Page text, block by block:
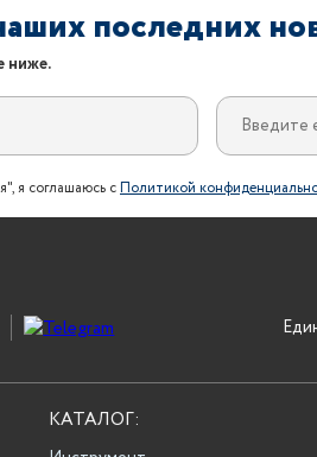
последних
ниже.
я соглашаюсь сПолитикой
КАТАЛОГ: